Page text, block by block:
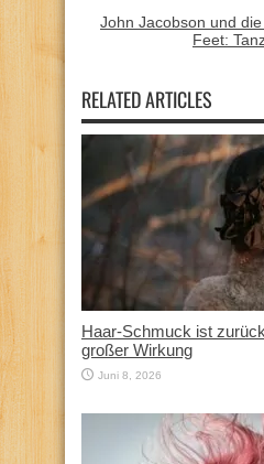
John Jacobson und
Feet:
RELATED ARTICLES
Haar-Schmuck ist
großer Wirkung
Juni 8, 2026